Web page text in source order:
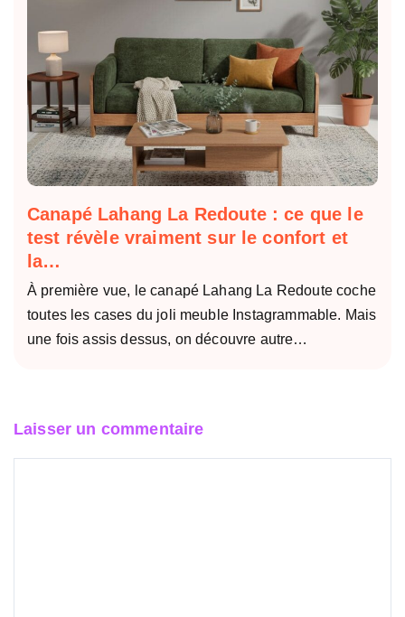
Canapé Lahang La Redoute : ce que le
test révèle vraiment sur le confort et
la…
À première vue, le canapé Lahang La Redoute coche
toutes les cases du joli meuble Instagrammable. Mais
une fois assis dessus, on découvre autre…
Laisser un commentaire